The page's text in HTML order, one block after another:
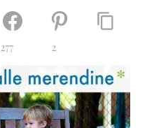
277 2